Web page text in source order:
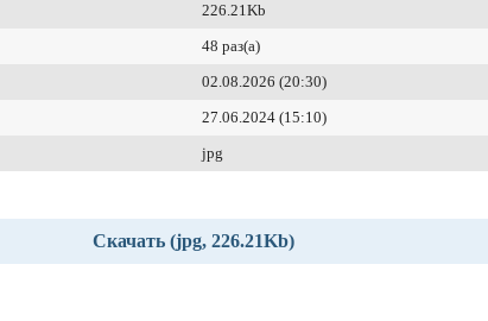
226.21Kb
48 раз(а)
02.08.2026 (20:30)
27.06.2024 (15:10)
jpg
Скачать (jpg, 226.21Kb)